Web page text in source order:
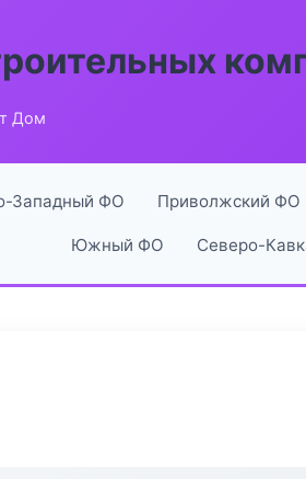
Дом
Западный ФО Приволжский ФО
Южный ФО Северо-